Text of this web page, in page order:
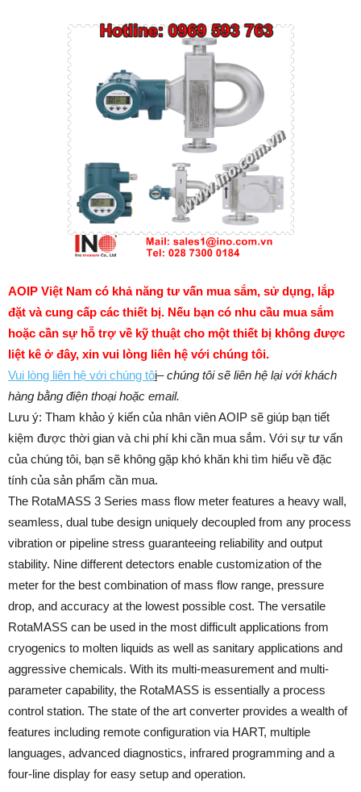
AOIP Việt Nam có khả năng tư vấn mua sắm, sử dụng, lắp
đặt và cung cấp các thiết bị. Nếu bạn có nhu cầu mua sắm
hoặc cần sự hỗ trợ về kỹ thuật cho một thiết bị không được
liệt kê ở đây, xin vui lòng liên hệ với chúng tôi.
Vui lòng liên hệ với chúng tôi–chúng tôi sẽ liên hệ lại với khách
hàng bằng điện thoại hoặc email.
Lưu ý: Tham khảo ý kiến của nhân viên AOIP sẽ giúp bạn tiết
kiệm được thời gian và chi phí khi cần mua sắm. ​​Với sự tư vấn
của chúng tôi, bạn sẽ không gặp khó khăn khi tìm hiểu về đặc
tính của sản phẩm cần mua.
The RotaMASS 3 Series mass flow meter features a heavy wall,
seamless, dual tube design uniquely decoupled from any process
vibration or pipeline stress guaranteeing reliability and output
stability. Nine different detectors enable customization of the
meter for the best combination of mass flow range, pressure
drop, and accuracy at the lowest possible cost. The versatile
RotaMASS can be used in the most difficult applications from
cryogenics to molten liquids as well as sanitary applications and
aggressive chemicals. With its multi-measurement and multi-
parameter capability, the RotaMASS is essentially a process
control station. The state of the art converter provides a wealth of
features including remote configuration via HART, multiple
languages, advanced diagnostics, infrared programming and a
four-line display for easy setup and operation.